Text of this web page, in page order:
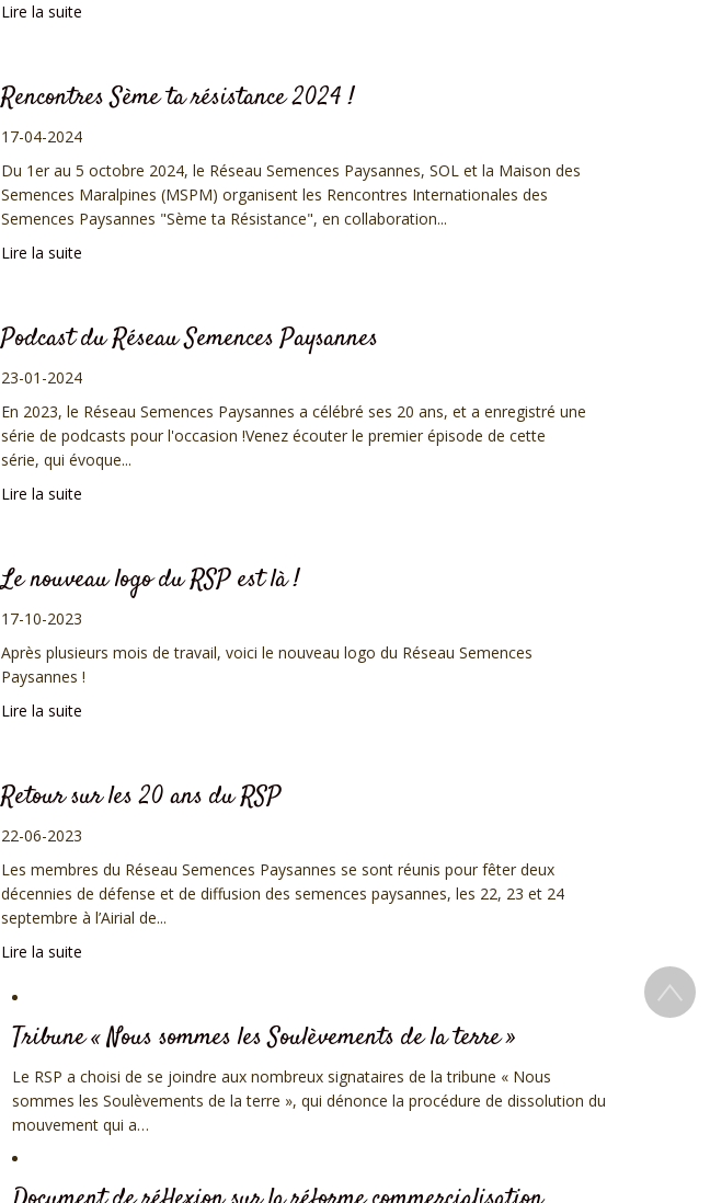
Lire la suite
Rencontres Sème ta résistance 2024 !
17-04-2024
Du 1er au 5 octobre 2024, le Réseau Semences Paysannes, SOL et la Maison des
Semences Maralpines (MSPM) organisent les Rencontres Internationales des
Semences Paysannes "Sème ta Résistance", en collaboration...
Lire la suite
Podcast du Réseau Semences Paysannes
23-01-2024
En 2023, le Réseau Semences Paysannes a célébré ses 20 ans, et a enregistré une
série de podcasts pour l'occasion !Venez écouter le premier épisode de cette
série, qui évoque...
Lire la suite
Le nouveau logo du RSP est là !
17-10-2023
Après plusieurs mois de travail, voici le nouveau logo du Réseau Semences
Paysannes !
Lire la suite
Retour sur les 20 ans du RSP
22-06-2023
Les membres du Réseau Semences Paysannes se sont réunis pour fêter deux
décennies de défense et de diffusion des semences paysannes, les 22, 23 et 24
septembre à l’Airial de...
Lire la suite
Tribune « Nous sommes les Soulèvements de la terre »
Le RSP a choisi de se joindre aux nombreux signataires de la tribune « Nous
sommes les Soulèvements de la terre », qui dénonce la procédure de dissolution du
mouvement qui a…